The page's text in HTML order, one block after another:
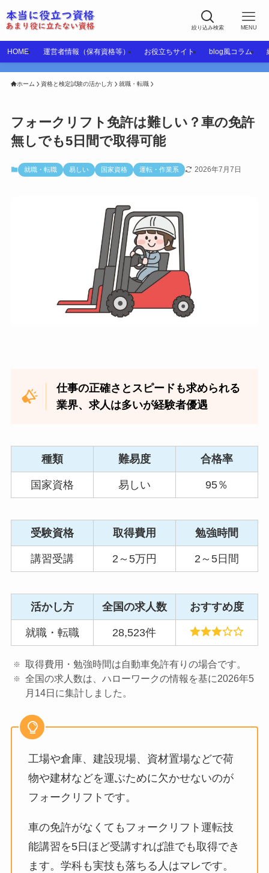
絞り込み検索 MENU
HOME 運営者情報（保有資格等） お役立ちサイト blog風コラム
ホーム 資格と検定試験の活かし方 就職・転職
フォークリフト免許は難しい？車の免許
無しでも5日間で取得可能
就職・転職 易しい 国家資格 運転・作業系 2026年7月7日
仕事の正確さとスピードも求められる
業界、求人は多いが経験者優遇
種類 難易度 合格率
国家資格 易しい 95％
受験資格 取得費用 勉強時間
講習受講 2～5万円 2～5日間
活かし方 全国の求人数 おすすめ度
就職・転職 28,523件
取得費用・勉強時間は自動車免許有りの場合です。
全国の求人数は、ハローワークの情報を基に2026年5
月14日に集計しました。
工場や倉庫、建設現場、資材置場などで荷
物や建材などを運ぶために欠かせないのが
フォークリフトです。
車の免許がなくてもフォークリフト運転技
能講習を5日ほど受講すれば誰でも取得でき
ます。学科も実技も落ちる人はマレです。